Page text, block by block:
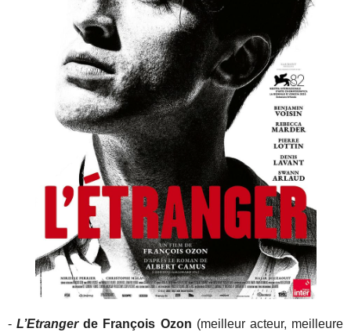
-L’Etrangerde François Ozon (meilleur acteur, meilleure